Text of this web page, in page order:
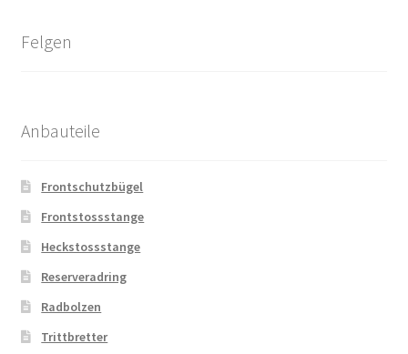
Felgen
Anbauteile
Frontschutzbügel
Frontstossstange
Heckstossstange
Reserveradring
Radbolzen
Trittbretter